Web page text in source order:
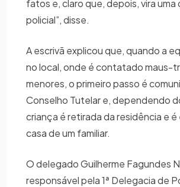
fatos e, claro que, depois, vira uma
policial”, disse.
A escrivã explicou que, quando a
no local, onde é contatado maus-
menores, o primeiro passo é
Conselho Tutelar e, dependendo
criança é retirada da residência e
casa de um familiar.
O delegado Guilherme Fagundes
responsável pela 1ª Delegacia de